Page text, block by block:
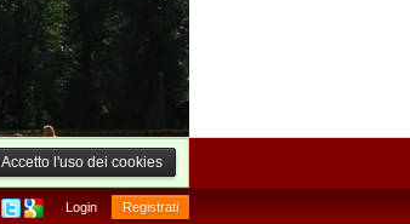
Accetto l'uso dei cookies
Login Registrati